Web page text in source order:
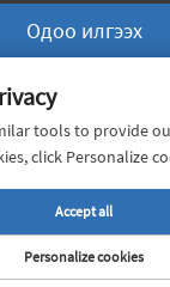
Одоо илгээх
дагуу
tools to provide
click Personalize
Personalize cookies
Accept all